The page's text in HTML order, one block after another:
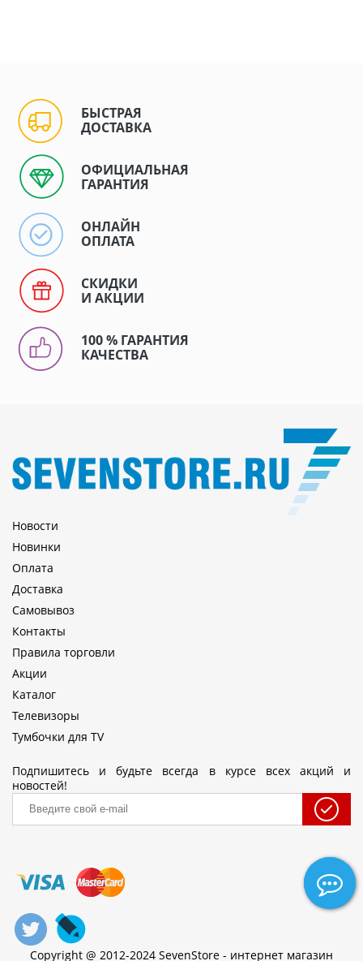
БЫСТРАЯ
ДОСТАВКА
ОФИЦИАЛЬНАЯ
ГАРАНТИЯ
ОНЛАЙН
ОПЛАТА
СКИДКИ
И АКЦИИ
100 % ГАРАНТИЯ
КАЧЕСТВА
Новости
Новинки
Оплата
Доставка
Самовывоз
Контакты
Правила торговли
Акции
Каталог
Телевизоры
Тумбочки для TV
Подпишитесь и будьте всегда в курсе всех акций и
новостей!
Copyright @ 2012-2024 SevenStore - интернет магазин